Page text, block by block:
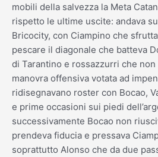
mobili della salvezza la Meta
rispetto le ultime uscite: andava
Bricocity, con Ciampino che
pescare il diagonale che batteva
di Tarantino e rossazzurri che
manovra offensiva votata ad
ridisegnavano roster con Bocao,
e prime occasioni sui piedi
successivamente Bocao non
prendeva fiducia e pressava
soprattutto Alonso che da due